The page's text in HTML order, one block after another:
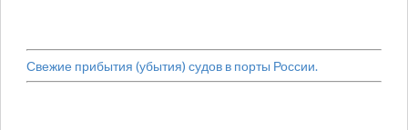
Свежие прибытия (убытия) судов в порты России.